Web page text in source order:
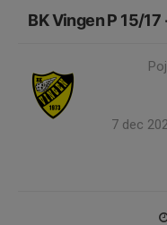
BK Vingen P 15/
7 dec